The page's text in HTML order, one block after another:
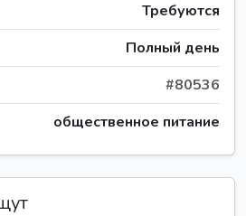
Требуются
Полный день
#80536
общественное питание